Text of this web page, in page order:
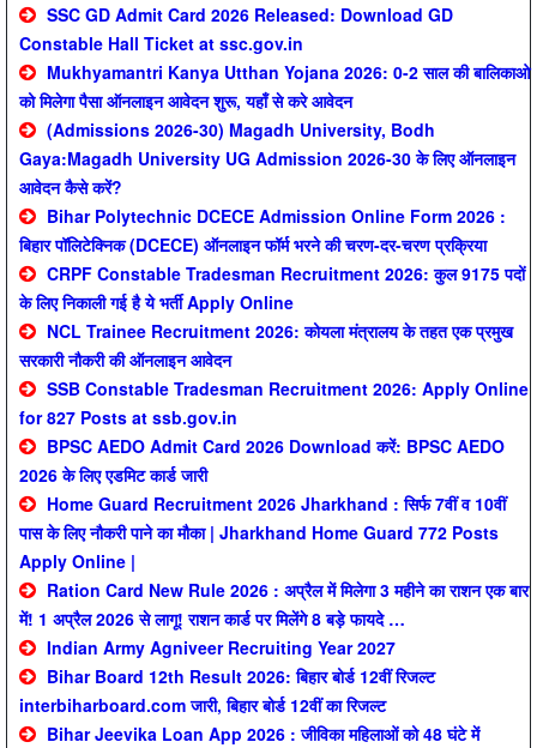
SSC GD Admit Card 2026 Released: Download GD
Constable Hall Ticket at ssc.gov.in
Mukhyamantri Kanya Utthan Yojana 2026: 0-2 साल की बालिकाओ
को मिलेगा पैसा ऑनलाइन आवेदन शुरू, यहाँ से करे आवेदन
(Admissions 2026-30) Magadh University, Bodh
Gaya:Magadh University UG Admission 2026-30 के लिए ऑनलाइन
आवेदन कैसे करें?
Bihar Polytechnic DCECE Admission Online Form 2026 :
बिहार पॉलिटेक्निक (DCECE) ऑनलाइन फॉर्म भरने की चरण-दर-चरण प्रक्रिया
CRPF Constable Tradesman Recruitment 2026: कुल 9175 पदों
के लिए निकाली गई है ये भर्ती Apply Online
NCL Trainee Recruitment 2026: कोयला मंत्रालय के तहत एक प्रमुख
सरकारी नौकरी की ऑनलाइन आवेदन
SSB Constable Tradesman Recruitment 2026: Apply Online
for 827 Posts at ssb.gov.in
BPSC AEDO Admit Card 2026 Download करें: BPSC AEDO
2026 के लिए एडमिट कार्ड जारी
Home Guard Recruitment 2026 Jharkhand : सिर्फ 7वीं व 10वीं
पास के लिए नौकरी पाने का मौका | Jharkhand Home Guard 772 Posts
Apply Online |
Ration Card New Rule 2026 : अप्रैल में मिलेगा 3 महीने का राशन एक बार
में! 1 अप्रैल 2026 से लागू! राशन कार्ड पर मिलेंगे 8 बड़े फायदे …
Indian Army Agniveer Recruiting Year 2027
Bihar Board 12th Result 2026: बिहार बोर्ड 12वीं रिजल्ट
interbiharboard.com जारी, बिहार बोर्ड 12वीं का रिजल्ट
Bihar Jeevika Loan App 2026 : जीविका महिलाओं को 48 घंटे में